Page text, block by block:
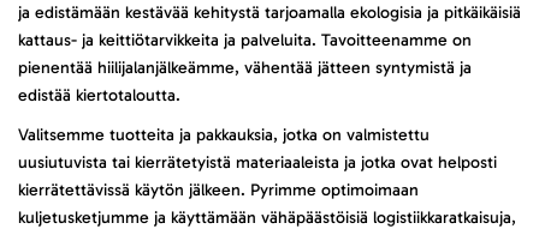
ja edistämään kestävää kehitystä tarjoamalla ekologisia ja pitkäikäisiä
kattaus- ja keittiötarvikkeita ja palveluita. Tavoitteenamme on
pienentää hiilijalanjälkeämme, vähentää jätteen syntymistä ja
edistää kiertotaloutta.
Valitsemme tuotteita ja pakkauksia, jotka on valmistettu
uusiutuvista tai kierrätetyistä materiaaleista ja jotka ovat helposti
kierrätettävissä käytön jälkeen. Pyrimme optimoimaan
kuljetusketjumme ja käyttämään vähäpäästöisiä logistiikkaratkaisuja,